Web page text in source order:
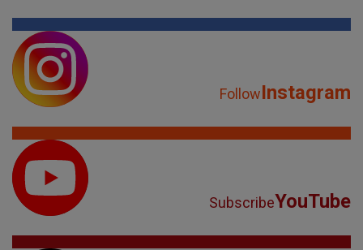
FollowInstagram
SubscribeYouTube